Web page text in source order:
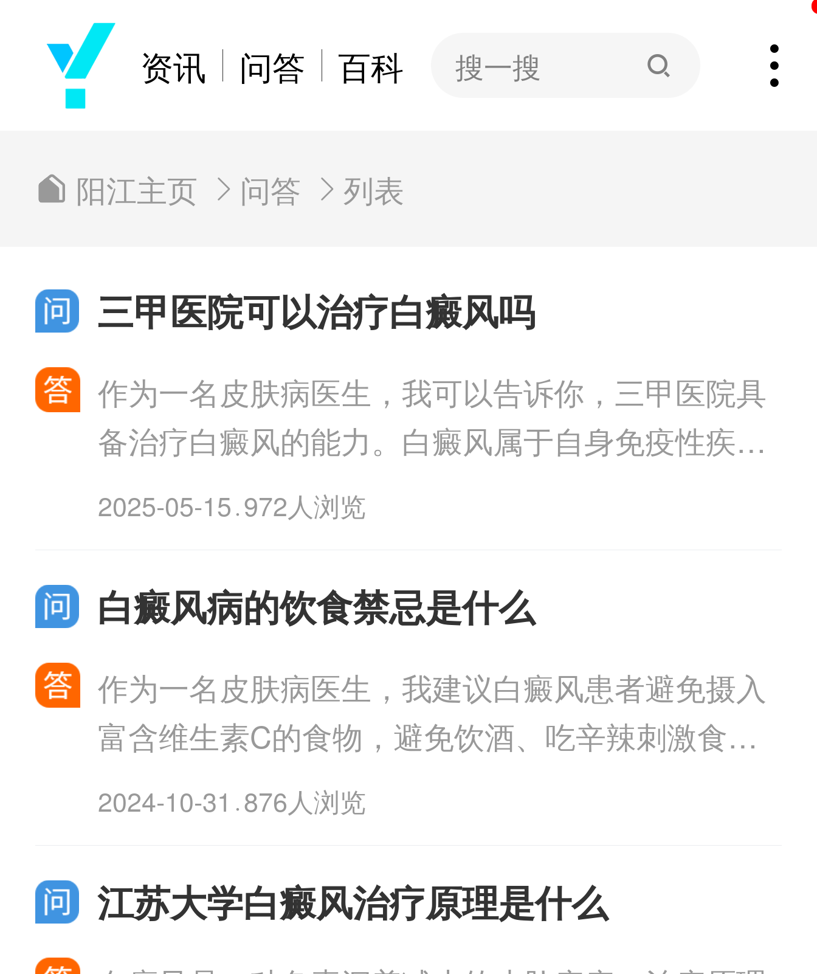
资讯 问答 百科 搜一搜
阳江主页 问答 列表
三甲医院可以治疗白癜风吗
作为一名皮肤病医生，我可以告诉你，三甲医院具
备治疗白癜风的能力。白癜风属于自身免疫性疾
病，虽然无法彻底根治，但三甲医院提供多种治疗
2025-05-15·972人浏览
白癜风病的饮食禁忌是什么
作为一名皮肤病医生，我建议白癜风患者避免摄入
富含维生素C的食物，避免饮酒、吃辛辣刺激食物
和饮料以及避免过量摄入海鲜等容易引发过敏的食
2024-10-31 ·876人浏览
江苏大学白癜风治疗原理是什么